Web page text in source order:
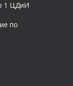
1 ЦДиИ
по